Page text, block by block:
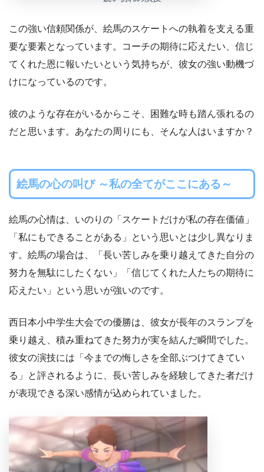
この強い信頼関係が、絵馬のスケートへの執着を支える重
要な要素となっています。コーチの期待に応えたい、信じ
てくれた恩に報いたいという気持ちが、彼女の強い動機づ
けになっているのです。
彼のような存在がいるからこそ、困難な時も踏ん張れるの
だと思います。あなたの周りにも、そんな人はいますか？
絵馬の心の叫び ～私の全てがここにある～
絵馬の心情は、いのりの「スケートだけが私の存在価値」
「私にもできることがある」という思いとは少し異なりま
す。絵馬の場合は、「長い苦しみを乗り越えてきた自分の
努力を無駄にしたくない」「信じてくれた人たちの期待に
応えたい」という思いが強いのです。
西日本小中学生大会での優勝は、彼女が長年のスランプを
乗り越え、積み重ねてきた努力が実を結んだ瞬間でした。
彼女の演技には「今までの悔しさを全部ぶつけてきてい
る」と評されるように、長い苦しみを経験してきた者だけ
が表現できる深い感情が込められていました。